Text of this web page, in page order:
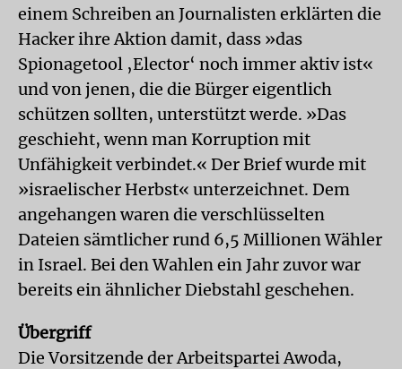
einem Schreiben an Journalisten erklärten die
Hacker ihre Aktion damit, dass »das
Spionagetool ‚Elector‘ noch immer aktiv ist«
und von jenen, die die Bürger eigentlich
schützen sollten, unterstützt werde. »Das
geschieht, wenn man Korruption mit
Unfähigkeit verbindet.« Der Brief wurde mit
»israelischer Herbst« unterzeichnet. Dem
angehangen waren die verschlüsselten
Dateien sämtlicher rund 6,5 Millionen Wähler
in Israel. Bei den Wahlen ein Jahr zuvor war
bereits ein ähnlicher Diebstahl geschehen.
Übergriff
Die Vorsitzende der Arbeitspartei Awoda,